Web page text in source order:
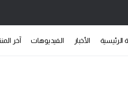
الرئيسية الأخبار الفيديوهات آخر